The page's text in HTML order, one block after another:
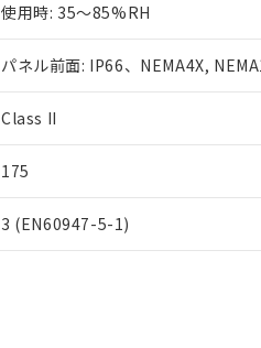
使用時: 35～85%RH
パネル前面: IP66、NEMA4X,
Class II
175
3 (EN60947-5-1)